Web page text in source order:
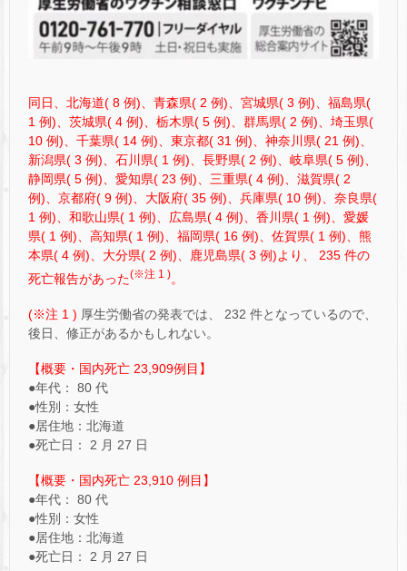
同日、北海道( 8 例)、青森県( 2 例)、宮城県( 3 例)、福島県(
1 例)、茨城県( 4 例)、栃木県( 5 例)、群馬県( 2 例)、埼玉県(
10 例)、千葉県( 14 例)、東京都( 31 例)、神奈川県( 21 例)、
新潟県( 3 例)、石川県( 1 例)、長野県( 2 例)、岐阜県( 5 例)、
静岡県( 5 例)、愛知県( 23 例)、三重県( 4 例)、滋賀県( 2
例)、京都府( 9 例)、大阪府( 35 例)、兵庫県( 10 例)、奈良県(
1 例)、和歌山県( 1 例)、広島県( 4 例)、香川県( 1 例)、愛媛
県( 1 例)、高知県( 1 例)、福岡県( 16 例)、佐賀県( 1 例)、熊
本県( 4 例)、大分県( 2 例)、鹿児島県( 3 例)より、 235 件の
死亡報告があった(※注 1 )。
(※注 1 ) 厚生労働省の発表では、 232 件となっているので、
後日、修正があるかもしれない。
【概要・国内死亡 23,909例目】
●年代： 80 代
●性別：女性
●居住地：北海道
●死亡日： 2 月 27 日
【概要・国内死亡 23,910 例目】
●年代： 80 代
●性別：女性
●居住地：北海道
●死亡日： 2 月 27 日